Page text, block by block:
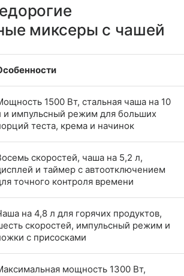
миксеры с чашей
1500 Вт, стальная чаша на 10
и импульсный режим для больших
теста, крема и начинок
скоростей, чаша на 5,2 л,
и таймер с автоотключением
точного контроля времени
на 4,8 л для горячих продуктов,
скоростей, импульсный режим и
с присосками
мощность 1300 Вт,